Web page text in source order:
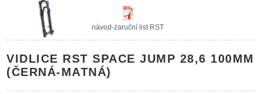
návod-zaruční list RST
VIDLICE RST SPACE JUMP 28,6 100MM
(ČERNÁ-MATNÁ)